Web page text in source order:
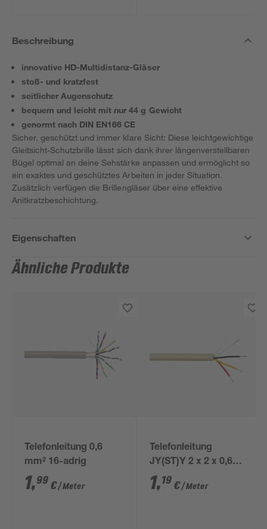
Beschreibung
innovative HD-Multidistanz-Gläser
stoß- und kratzfest
seitlicher Augenschutz
bequem und leicht mit nur 44 g Gewicht
genormt nach DIN EN166 CE
Sicher, geschützt und immer klare Sicht: Diese leichtgewichtige
Gleitsicht-Schutzbrille lässt sich dank ihrer längenverstellbaren
Bügel optimal an deine Sehstärke anpassen und ermöglicht so
ein exaktes und geschütztes Arbeiten in jeder Situation.
Zusätzlich verfügen die Brillengläser über eine effektive
Anitkratzbeschichtung.
Eigenschaften
Ähnliche Produkte
Telefonleitung 0,6
mm² 16-adrig
1,99 €/ Meter
Telefonleitung
JY(ST)Y 2 x 2 x 0,6
mm² grau
1,19 €/ Meter